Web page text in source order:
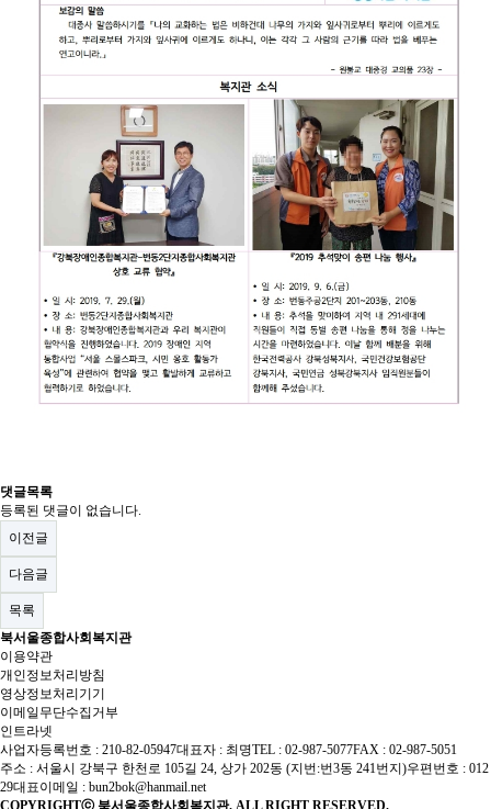
댓글목록
등록된 댓글이 없습니다.
이전글
다음글
목록
북서울종합사회복지관
이용약관
개인정보처리방침
영상정보처리기기
이메일무단수집거부
인트라넷
사업자등록번호 : 210-82-05947대표자 : 최명TEL : 02-987-5077FAX : 02-987-5051
주소 : 서울시 강북구 한천로 105길 24, 상가 202동 (지번:번3동 241번지)우편번호 : 012
29대표이메일 : bun2bok@hanmail.net